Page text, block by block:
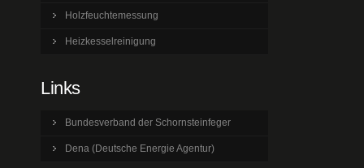
Holzfeuchtemessung
Heizkesselreinigung
Links
Bundesverband der Schornsteinfeger
Dena (Deutsche Energie Agentur)